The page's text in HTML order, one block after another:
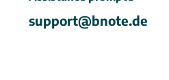
support@bnote.de